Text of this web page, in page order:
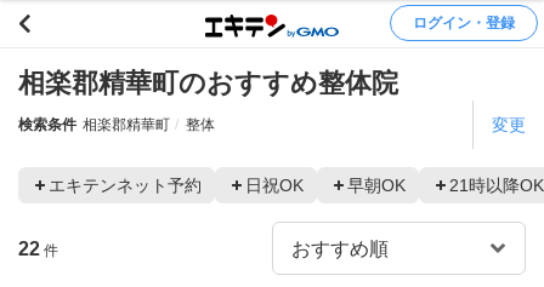
ログイン・登録
相楽郡精華町のおすすめ整体院
検索条件 相楽郡精華町 整体 変更
エキテンネット予約 日祝OK 早朝OK 21時以降OK
22 件